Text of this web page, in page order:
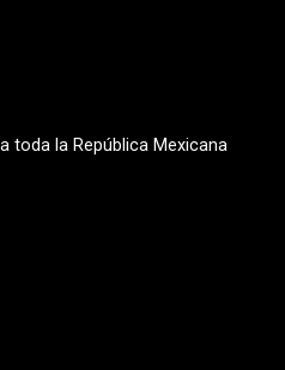
toda la República Mexicana